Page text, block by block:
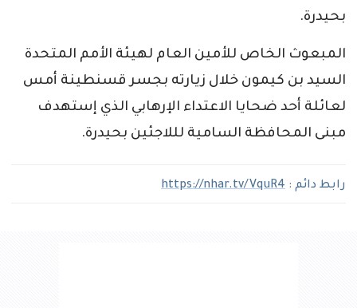
بحيدرة.
المبعوث الخاص للأمين العام لهيئة الأمم المتحدة
السيد بن كيمون خلال زيارته بجسر قسنطينة أمس
لعائلة أحد ضحايا الاعتداء الإرهابي الذي إستهدف
مبنى المحافظة السامية لللاجئين بحيدرة.
رابط دائم : https://nhar.tv/VquR4